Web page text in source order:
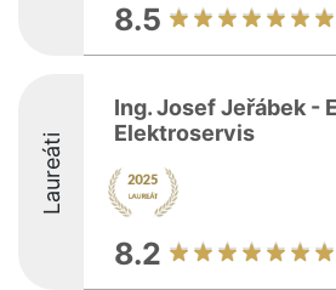
8.5
Laureáti
Ing. Josef Jeřábek -
Elektroservis
8.2